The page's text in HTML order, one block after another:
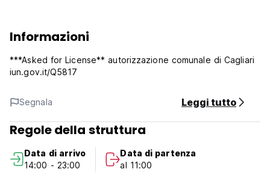
Informazioni
***Asked for License** autorizzazione comunale di Cagliari
iun.gov.it/Q5817
Segnala Leggi tutto
Regole della struttura
Data di arrivo
14:00 - 23:00
Data di partenza
al 11:00